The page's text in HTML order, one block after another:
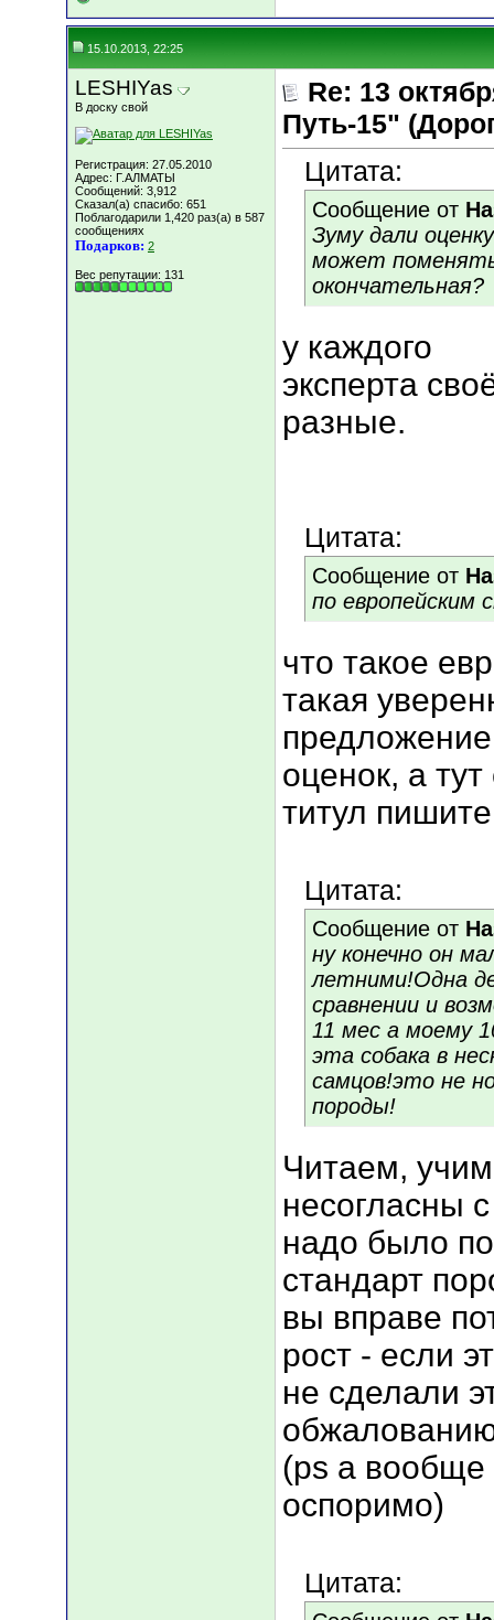
15.10.2013, 22:25
LESHIYas
В доску свой
Регистрация: 27.05.2010
Адрес: Г.АЛМАТЫ
Сообщений: 3,912
Сказал(а) спасибо: 651
Поблагодарили 1,420 раз(а) в 587
сообщениях
Подарков: 2
Вес репутации: 131
Re: 13
Путь-15"
Цитата:
Сообщение от
Зуму дали
может
окончательная?
у каждого
эксперта
разные.
Цитата:
Сообщение от
по
что такое
такая
оценок, а
титул
Цитата:
Сообщение от
ну конечно он
летними!Одна
сравнении и
11 мес а моему
эта собака в
самцов!это не
породы!
Читаем,
несогласны
надо было
стандарт
вы вправе
рост - если
не сделали
(ps а вообще
оспоримо)
Цитата: